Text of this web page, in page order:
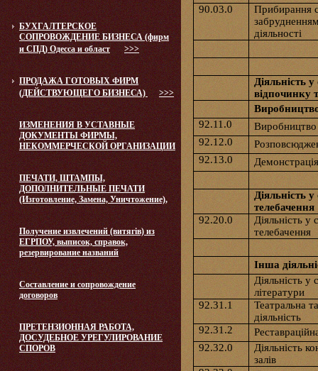
БУХГАЛТЕРСКОЕ
СОПРОВОЖДЕНИЕ БИЗНЕСА (фирм
и СПД) Одесса и област
>>>
ПРОДАЖА ГОТОВЫХ ФИРМ
(ДЕЙСТВУЮЩЕГО БИЗНЕСА)
>>>
ИЗМЕНЕНИЯ В УСТАВНЫЕ
ДОКУМЕНТЫ ФИРМЫ,
НЕКОММЕРЧЕСКОЙ ОРГАНИЗАЦИИ
ПЕЧАТИ, ШТАМПЫ,
ДОПОЛНИТЕЛЬНЫЕ ПЕЧАТИ
(Изготовление, Замена, Уничтожение),
Получение извлечений (витягів) из
ЕГРПОУ, выписок, справок,
резервирование названий
Составление и сопровождение
договоров
ПРЕТЕНЗИОННАЯ РАБОТА,
ДОСУДЕБНОЕ УРЕГУЛИРОВАНИЕ
СПОРОВ
90.03.0
Прибирання
діяльності
Діяльність
відпочинку
92.11.0
Виробництво
92.12.0
92.13.0
Діяльність
телебачення
92.20.0
Діяльність у
телебачення
Інша
Діяльність у
літератури
92.31.1
Театральна
діяльність
92.31.2
92.32.0
Діяльність
залів